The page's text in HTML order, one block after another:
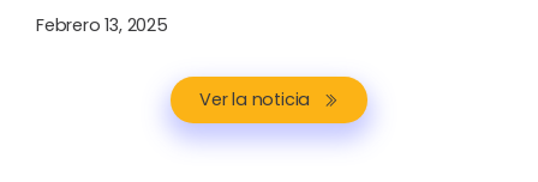
Febrero 13, 2025
Ver la noticia